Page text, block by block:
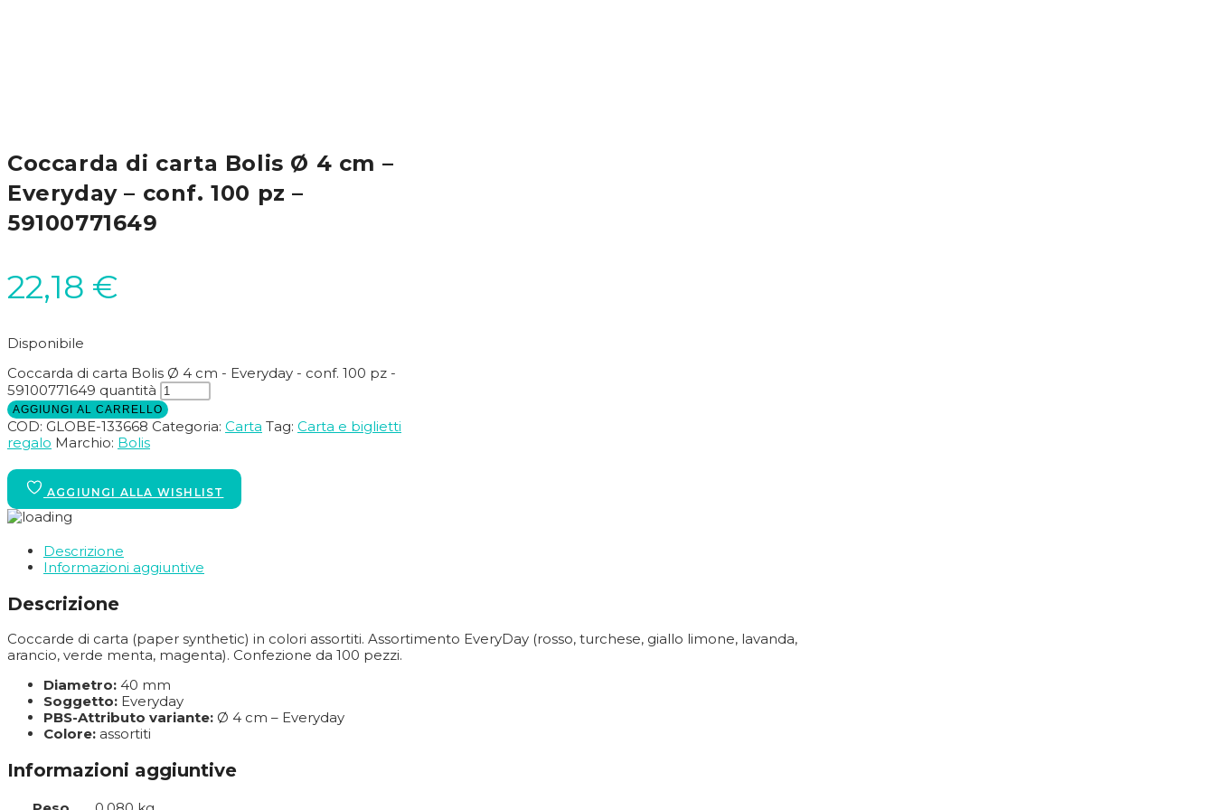
Coccarda di carta Bolis Ø 4 cm –
Everyday – conf. 100 pz –
59100771649
22,18 €
Disponibile
Coccarda di carta Bolis Ø 4 cm - Everyday - conf. 100 pz -
59100771649 quantità
AGGIUNGI AL CARRELLO
COD: GLOBE-133668 Categoria: Carta Tag: Carta e biglietti
regalo Marchio: Bolis
Descrizione
Informazioni aggiuntive
Descrizione
Coccarde di carta (paper synthetic) in colori assortiti. Assortimento EveryDay (rosso, turchese, giallo limone, lavanda,
arancio, verde menta, magenta). Confezione da 100 pezzi.
Diametro: 40 mm
Soggetto: Everyday
PBS-Attributo variante: Ø 4 cm – Everyday
Colore: assortiti
Informazioni aggiuntive